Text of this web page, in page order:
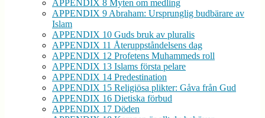
APPENDIX 8 Myten om medling
APPENDIX 9 Abraham: Ursprunglig budbärare av
Islam
APPENDIX 10 Guds bruk av pluralis
APPENDIX 11 Återuppståndelsens dag
APPENDIX 12 Profetens Muhammeds roll
APPENDIX 13 Islams första pelare
APPENDIX 14 Predestination
APPENDIX 15 Religiösa plikter: Gåva från Gud
APPENDIX 16 Dietiska förbud
APPENDIX 17 Döden